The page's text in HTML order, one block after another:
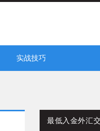
实战技巧
最低入金外汇